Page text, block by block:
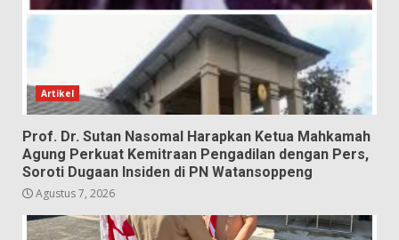
Artikel
Prof. Dr. Sutan Nasomal Harapkan Ketua Mahkamah
Agung Perkuat Kemitraan Pengadilan dengan Pers,
Soroti Dugaan Insiden di PN Watansoppeng
Agustus 7, 2026